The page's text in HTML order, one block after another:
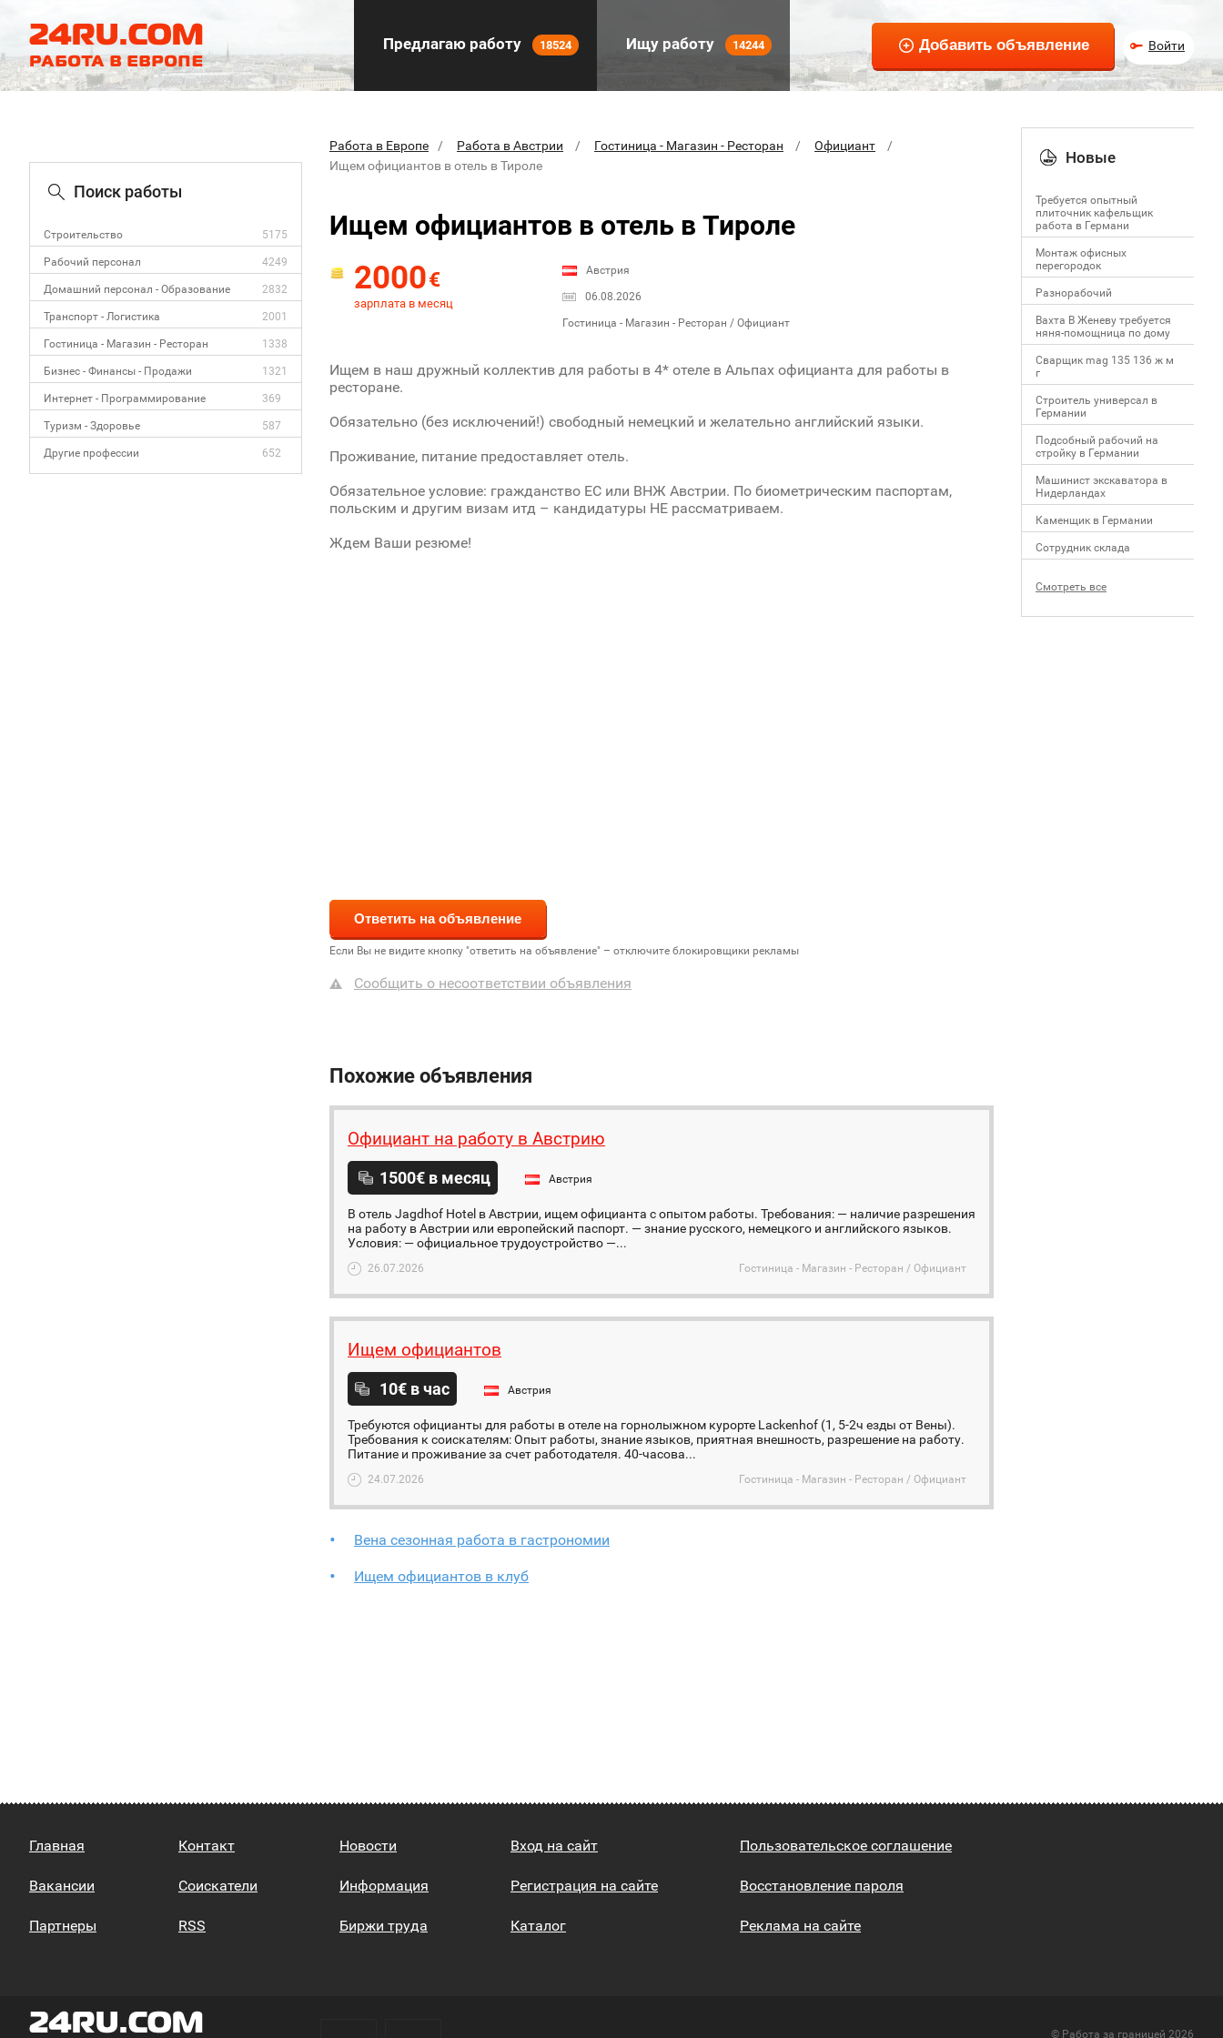
Предлагаю работу 18524 Ищу работу 14244 Войти
Поиск работы
Строительство 5175
Рабочий персонал 4249
Домашний персонал - Образование 2832
Транспорт - Логистика 2001
Гостиница - Магазин - Ресторан 1338
Бизнес - Финансы - Продажи 1321
Интернет - Программирование 369
Туризм - Здоровье 587
Другие профессии 652
Работа в Европе Работа в Австрии Гостиница - Магазин - Ресторан
Официант
Ищем официантов в отель в Тироле
Ищем официантов в отель в Тироле
2000€
зарплата в месяц
Австрия
06.08.2026
Гостиница - Магазин - Ресторан / Официант
Ищем в наш дружный коллектив для работы в 4* отеле в Альпах официанта для работы в
ресторане.
Обязательно (без исключений!) свободный немецкий и желательно английский языки.
Проживание, питание предоставляет отель.
Обязательное условие: гражданство ЕС или ВНЖ Австрии. По биометрическим паспортам,
польским и другим визам итд – кандидатуры НЕ рассматриваем.
Ждем Ваши резюме!
Если Вы не видите кнопку "ответить на объявление" – отключите блокировщики рекламы
Сообщить о несоответствии объявления
Похожие объявления
Официант на работу в Австрию
1500€ в месяц Австрия
В отель Jagdhof Hotel в Австрии, ищем официанта с опытом работы. Требования: — наличие разрешения
на работу в Австрии или европейский паспорт. — знание русского, немецкого и английского языков.
Условия: — официальное трудоустройство —...
26.07.2026 Гостиница - Магазин - Ресторан / Официант
Ищем официантов
10€ в час Австрия
Требуются официанты для работы в отеле на горнолыжном курорте Lackenhof (1, 5-2ч езды от Вены).
Требования к соискателям: Опыт работы, знание языков, приятная внешность, разрешение на работу.
Питание и проживание за счет работодателя. 40-часова...
24.07.2026 Гостиница - Магазин - Ресторан / Официант
Вена сезонная работа в гастрономии
Ищем официантов в клуб
Новые
Требуется опытный
плиточник кафельщик
работa в Германи
Mонтаж офисных
перегородок
Разнорабочий
Вахта В Женеву требуется
няня-помощница по дому
Сварщик mag 135 136 ж м
г
Строитель универсал в
Германии
Подсобный рабочий на
стройку в Германии
Машинист экскаватора в
Нидерландах
Каменщик в Германии
Сотрудник склада
Смотреть все
Главная
Вакансии
Партнеры
Контакт
Соискатели
RSS
Новости
Информация
Биржи труда
Вход на сайт
Регистрация на сайте
Каталог
Пользовательское соглашение
Восстановление пароля
Реклама на сайте
© Работа за границей 2026